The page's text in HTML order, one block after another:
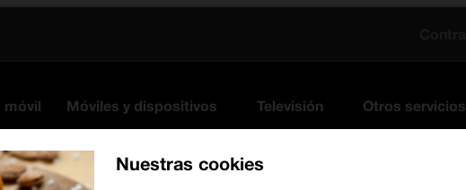
móvil Móviles y dispositivos Televisión Otros servicios
Nuestras cookies